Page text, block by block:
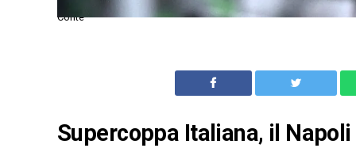
Conte
Supercoppa Italiana, il